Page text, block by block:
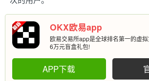
OKX欧易app
欧易交易所app是全球排名第一的虚
6万元盲盒礼包!
APP下载